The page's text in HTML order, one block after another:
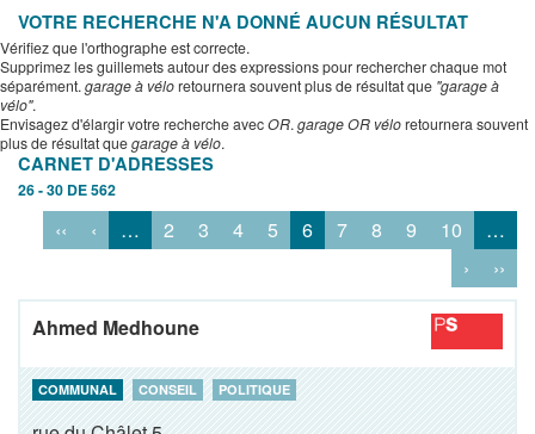
VOTRE RECHERCHE N'A DONNÉ AUCUN RÉSULTAT
Vérifiez que l'orthographe est correcte.
Supprimez les guillemets autour des expressions pour rechercher chaque mot
séparément. garage à véloretournera souvent plus de résultat que "garage à
vélo".
Envisagez d'élargir votre recherche avecOR. garage OR véloretournera souvent
plus de résultat quegarage à vélo.
CARNET D'ADRESSES
26 - 30 DE 562
‹‹ ‹ … 2 3 4 5 6 7 8 9 10
…
›
››
Ahmed Medhoune
COMMUNAL CONSEIL POLITIQUE